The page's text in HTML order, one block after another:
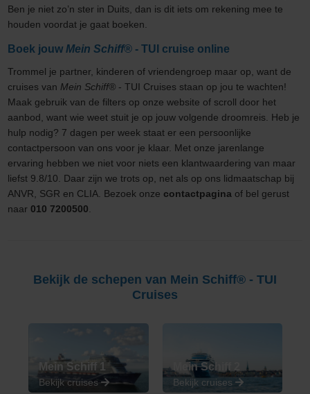
Ben je niet zo’n ster in Duits, dan is dit iets om rekening mee te
houden voordat je gaat boeken.
Boek jouwMein Schiff® - TUI cruise online
Trommel je partner, kinderen of vriendengroep maar op, want de
cruises van Mein Schiff® - TUI Cruises staan op jou te wachten!
Maak gebruik van de filters op onze website of scroll door het
aanbod, want wie weet stuit je op jouw volgende droomreis. Heb je
hulp nodig? 7 dagen per week staat er een persoonlijke
contactpersoon van ons voor je klaar. Met onze jarenlange
ervaring hebben we niet voor niets een klantwaardering van maar
liefst 9.8/10. Daar zijn we trots op, net als op ons lidmaatschap bij
ANVR, SGR en CLIA. Bezoek onze contactpagina of bel gerust
naar 010 7200500
Bekijk de schepen van Mein Schiff® - TUI
Cruises
Mein Schiff 1
Bekijk cruises
Mein Schiff 2
Bekijk cruises